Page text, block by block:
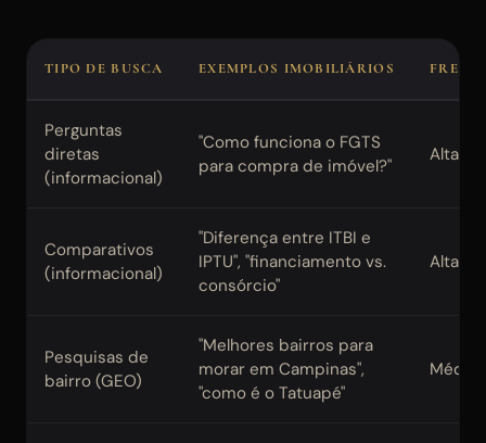
TIPO DE BUSCA EXEMPLOS IMOBILIÁRIOS
Perguntas
diretas
(informacional)
"Como funciona o FGTS
para compra de imóvel?"
Alta
Comparativos
(informacional)
"Diferença entre ITBI e
IPTU", "financiamento vs.
consórcio"
Alta
Pesquisas de
bairro (GEO)
"Melhores bairros para
morar em Campinas",
"como é o Tatuapé"